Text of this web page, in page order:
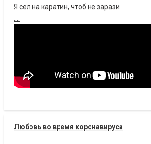
Я сел на каратин, чтоб не зарази
Любовь во время коронавируса